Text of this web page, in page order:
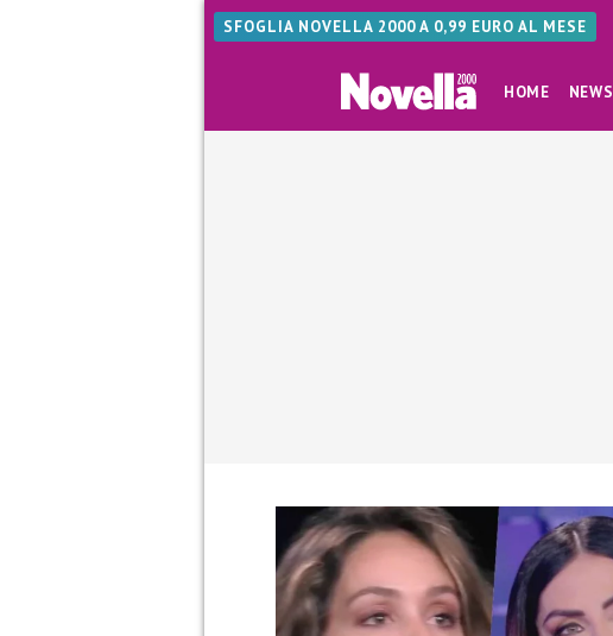
SFOGLIA NOVELLA 2000 A 0,99 EURO AL MESE
HOME NEWS